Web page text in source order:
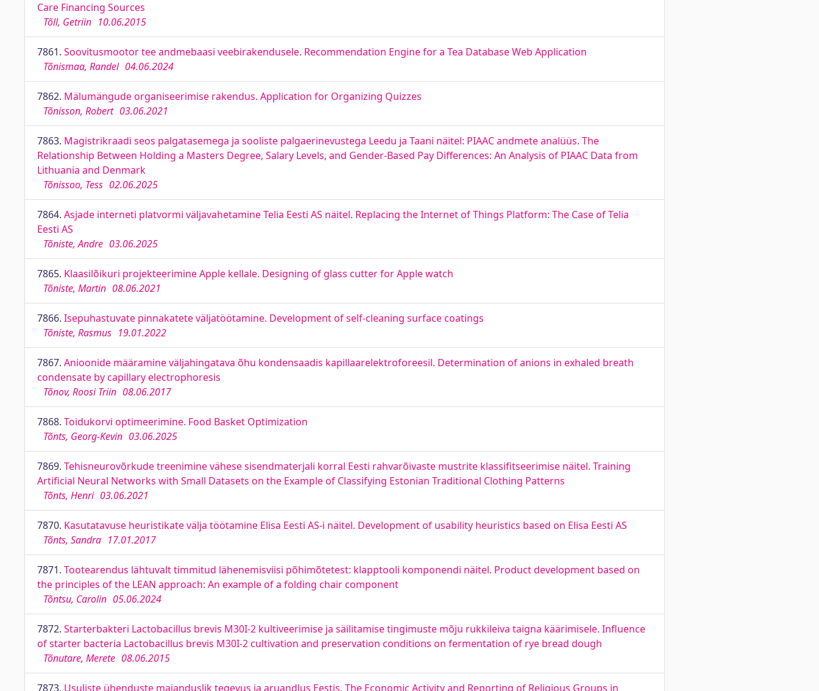
Care Financing Sources
Tõll, Getriin 10.06.2015
7861. Soovitusmootor tee andmebaasi veebirakendusele. Recommendation Engine for a Tea Database Web Application
Tõnismaa, Randel 04.06.2024
7862. Mälumängude organiseerimise rakendus. Application for Organizing Quizzes
Tõnisson, Robert 03.06.2021
7863. Magistrikraadi seos palgatasemega ja sooliste palgaerinevustega Leedu ja Taani näitel: PIAAC andmete analüüs. The
Relationship Between Holding a Masters Degree, Salary Levels, and Gender-Based Pay Differences: An Analysis of PIAAC Data from
Lithuania and Denmark
Tõnissoo, Tess 02.06.2025
7864. Asjade interneti platvormi väljavahetamine Telia Eesti AS näitel. Replacing the Internet of Things Platform: The Case of Telia
Eesti AS
Tõniste, Andre 03.06.2025
7865. Klaasilõikuri projekteerimine Apple kellale. Designing of glass cutter for Apple watch
Tõniste, Martin 08.06.2021
7866. Isepuhastuvate pinnakatete väljatöötamine. Development of self-cleaning surface coatings
Tõniste, Rasmus 19.01.2022
7867. Anioonide määramine väljahingatava õhu kondensaadis kapillaarelektroforeesil. Determination of anions in exhaled breath
condensate by capillary electrophoresis
Tõnov, Roosi Triin 08.06.2017
7868. Toidukorvi optimeerimine. Food Basket Optimization
Tõnts, Georg-Kevin 03.06.2025
7869. Tehisneurovõrkude treenimine vähese sisendmaterjali korral Eesti rahvarõivaste mustrite klassifitseerimise näitel. Training
Artificial Neural Networks with Small Datasets on the Example of Classifying Estonian Traditional Clothing Patterns
Tõnts, Henri 03.06.2021
7870. Kasutatavuse heuristikate välja töötamine Elisa Eesti AS-i näitel. Development of usability heuristics based on Elisa Eesti AS
Tõnts, Sandra 17.01.2017
7871. Tootearendus lähtuvalt timmitud lähenemisviisi põhimõtetest: klapptooli komponendi näitel. Product development based on
the principles of the LEAN approach: An example of a folding chair component
Tõntsu, Carolin 05.06.2024
7872. Starterbakteri Lactobacillus brevis M30I-2 kultiveerimise ja säilitamise tingimuste mõju rukkileiva taigna käärimisele. Influence
of starter bacteria Lactobacillus brevis M30I-2 cultivation and preservation conditions on fermentation of rye bread dough
Tõnutare, Merete 08.06.2015
7873. Usuliste ühenduste majanduslik tegevus ja aruandlus Eestis. The Economic Activity and Reporting of Religious Groups in